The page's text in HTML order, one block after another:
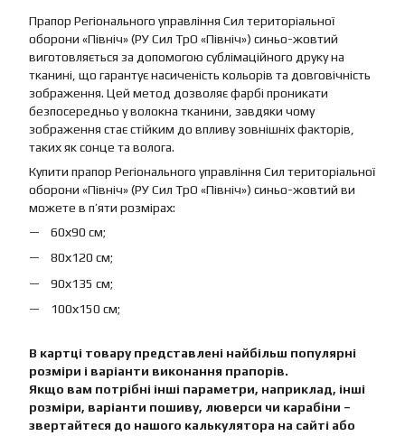
Прапор Регіонального управління Сил територіальної
оборони «Північ» (РУ Сил ТрО «Північ») синьо-жовтий
виготовляється за допомогою сублімаційного друку на
тканині, що гарантує насиченість кольорів та довговічність
зображення. Цей метод дозволяє фарбі проникати
безпосередньо у волокна тканини, завдяки чому
зображення стає стійким до впливу зовнішніх факторів,
таких як сонце та волога.
Купити прапор Регіонального управління Сил територіальної
оборони «Північ» (РУ Сил ТрО «Північ») синьо-жовтий ви
можете в п’яти розмірах:
60х90 см;
80х120 см;
90х135 см;
100х150 см;
В картці товару представлені найбільш популярні
розміри і варіанти виконання прапорів.
Якщо вам потрібні інші параметри, наприклад, інші
розміри, варіанти пошиву, люверси чи карабіни –
звертайтеся до нашого калькулятора на сайті або